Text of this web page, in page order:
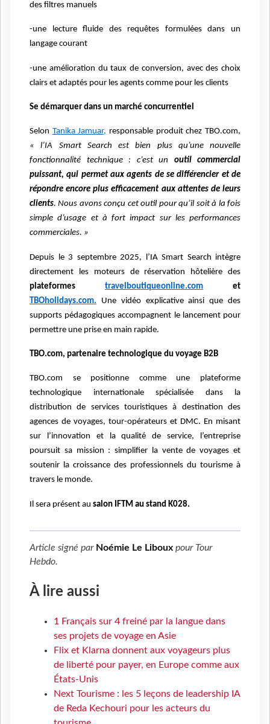
des filtres manuels
-une lecture fluide des requêtes formulées dans un
langage courant
-une amélioration du taux de conversion, avec des choix
clairs et adaptés pour les agents comme pour les clients
Se démarquer dans un marché concurrentiel
Selon Tanika Jamuar, responsable produit chez TBO.com,
« l’IA Smart Search est bien plus qu’une nouvelle
fonctionnalité technique : c’est un outil commercial
puissant, qui permet aux agents de se différencier et de
répondre encore plus efficacement aux attentes de leurs
clients. Nous avons conçu cet outil pour qu’il soit à la fois
simple d’usage et à fort impact sur les performances
commerciales. »
Depuis le 3 septembre 2025, l’IA Smart Search intègre
directement les moteurs de réservation hôtelière des
plateformes travelboutiqueonline.com et
TBOholidays.com. Une vidéo explicative ainsi que des
supports pédagogiques accompagnent le lancement pour
permettre une prise en main rapide.
TBO.com, partenaire technologique du voyage B2B
TBO.com se positionne comme une plateforme
technologique internationale spécialisée dans la
distribution de services touristiques à destination des
agences de voyages, tour-opérateurs et DMC. En misant
sur l’innovation et la qualité de service, l’entreprise
poursuit sa mission : simplifier la vente de voyages et
soutenir la croissance des professionnels du tourisme à
travers le monde.
Il sera présent au salon IFTM au stand K028.
Article signé par Noémie Le Liboux pour Tour
Hebdo.
À lire aussi
1 Français sur 4 freiné par la langue dans
ses projets de voyage en Asie
Flix et Klarna donnent aux voyageurs plus
de liberté pour payer, en Europe comme aux
États-Unis
Next Tourisme : les 5 leçons de leadership IA
de Reda Kechouri pour les acteurs du